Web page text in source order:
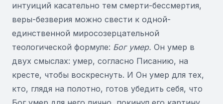
интуиций касательно тем смерти-бессмертия,
веры-безверия можно свести к одной-
единственной миросозерцательной
теологической формуле: Бог умер. Он умер в
двух смыслах: умер, согласно Писанию, на
кресте, чтобы воскреснуть. И Он умер для тех,
кто, глядя на полотно, готов убедить себя, что